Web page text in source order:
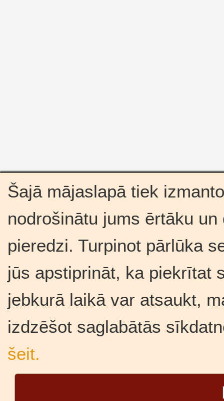
Šajā mājaslapā tiek
nodrošinātu jums ērtāku
pieredzi. Turpinot pārlūka
jūs apstiprināt, ka piekrītat
jebkurā laikā var atsaukt,
izdzēšot saglabātās
šeit.